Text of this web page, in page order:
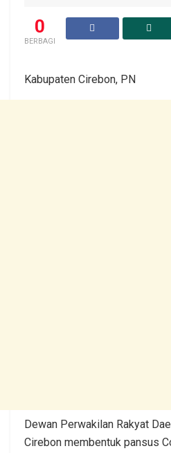
0
BERBAGI
Kabupaten Cirebon, PN
Dewan Perwakilan Rakyat
Cirebon membentuk pansus